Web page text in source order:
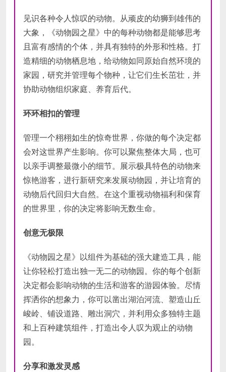
见识各种令人惊叹的动物。从顽皮的幼狮到雄伟的
大象，《动物园之星》中的每种动物都是能够思考
且富有感情的个体，并具有独特的外形和性格。打
造精细的动物栖息地，给动物如同原始自然环境的
家园，研究并管理每个物种，让它们生长茁壮，并
协助动物组织家庭、养育后代。
环环相扣的管理
管理一个栩栩如生的惊奇世界，你做的每个决定都
会对这世界产生影响。你可以聚焦整体大局，也可
以亲手调整最微小的细节。展示极具特色的动物来
惊艳游客，进行新研究来发展动物园，并让培育的
动物后代回归大自然。在这个重视动物福利和保育
的世界里，你的决定将影响无数生命。
创意无极限
《动物园之星》以组件为基础的强大建造工具，能
让你轻松打造出独一无二的动物园。你的每个创新
决定都会影响动物的生活和游客的游园体验。尽情
挥洒你的想象力，你可以凿出湖泊河流、塑造山丘
峻岭、铺设道路、雕出洞穴，并利用众多独特主题
和上百种建筑组件，打造出令人叹为观止的动物
园。
分享和激发灵感